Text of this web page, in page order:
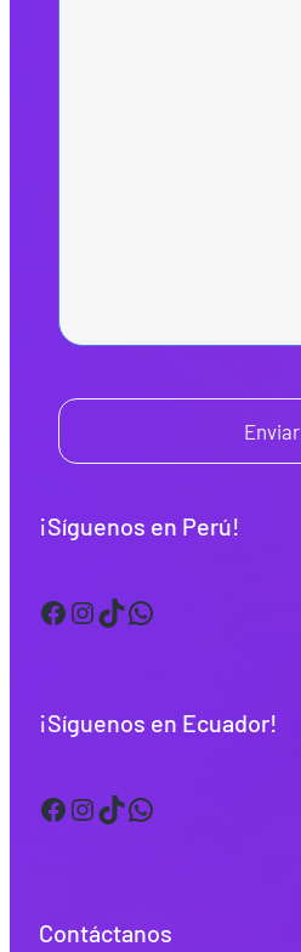
Enviar
¡Síguenos en Perú!
Facebook InstagramTikTok WhatsApp
¡Síguenos en Ecuador!
Facebook InstagramTikTok WhatsApp
Contáctanos